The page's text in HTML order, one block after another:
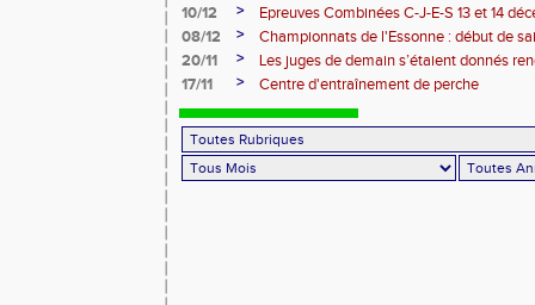
10/12
>
Epreuves Combinées C-J-E-S 13 et 14
08/12
>
Championnats de l'Essonne : début de
roues
20/11 >
Les juges de demain s’étaient donnés
17/11
> Centre d'entraînement de perche